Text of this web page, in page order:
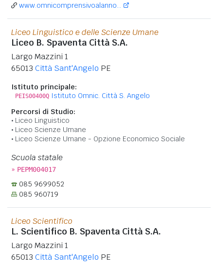
www.omnicomprensivoalanno...
Liceo Linguistico e delle Scienze Umane
Liceo B. Spaventa Città S.A.
Largo Mazzini 1
65013 Città Sant'Angelo PE
Istituto principale:
PEIS00400Q Istituto Omnic. Città S. Angelo
Percorsi di Studio:
Liceo Linguistico
Liceo Scienze Umane
Liceo Scienze Umane - Opzione Economico Sociale
Scuola statale
» PEPM004017
085 9699052
085 960719
Liceo Scientifico
L. Scientifico B. Spaventa Città S.A.
Largo Mazzini 1
65013 Città Sant'Angelo PE